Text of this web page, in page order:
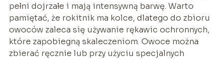
pełni dojrzałe i mają intensywną barwę. Warto
pamiętać, że rokitnik ma kolce, dlatego do zbioru
owoców zaleca się używanie rękawic ochronnych,
które zapobiegną skaleczeniom. Owoce można
zbierać ręcznie lub przy użyciu specjalnych